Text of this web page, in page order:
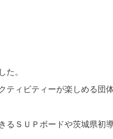
た。
ィビティーが楽しめる団体
ＳＵＰボードや茨城県初